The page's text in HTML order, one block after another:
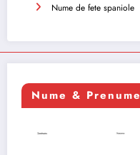
Nume de fete spaniole
Nume & Prenume